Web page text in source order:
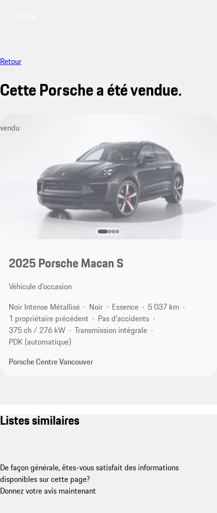
Retour
Cette Porsche a été vendue.
vendu
2025 Porsche Macan S
Véhicule d'occasion
Noir Intense Métallisé
Noir Essence
5 037 km
1 propriétaire précédent
Pas d'accidents
375 ch / 276 kW
Transmission intégrale
PDK (automatique)
Porsche Centre Vancouver
Listes similaires
De façon générale, êtes-vous satisfait des informations
disponibles sur cette page?
Donnez votre avis maintenant